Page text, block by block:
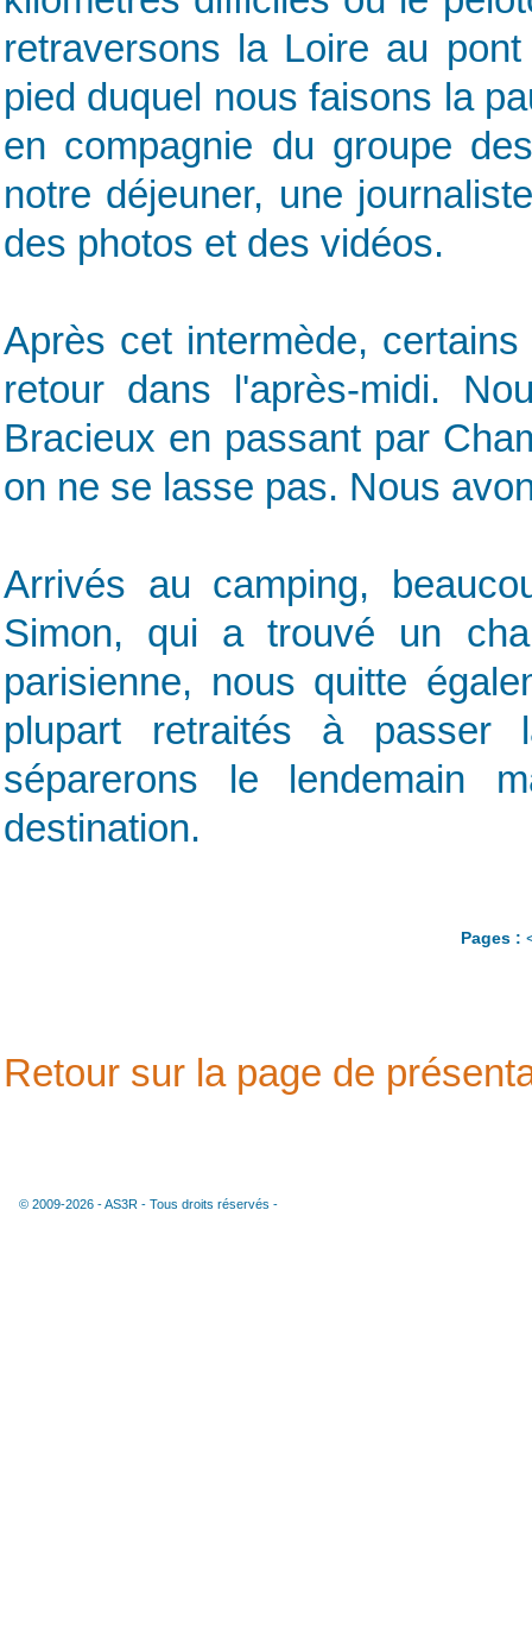
retraversons la Loire au
pied duquel nous faisons la
en compagnie du groupe
notre déjeuner, une
des photos et des vidéos.
Après cet intermède,
retour dans l'après-midi.
Bracieux en passant par
on ne se lasse pas. Nous
Arrivés au camping,
Simon, qui a trouvé un
parisienne, nous quitte
plupart retraités à passer
séparerons le lendemain
destination.
Pages :
Retour sur la page de
© 2009-2026 -AS3R - Tous droits réservés -